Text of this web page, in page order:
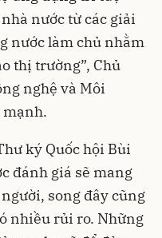
nước từ các giải
nước làm chủ nhằm
thị trường”, Chủ
nghệ và Môi
mạnh.
ký Quốc hội Bùi
đánh giá sẽ mang
song đây cũng
nhiều rủi ro. Những